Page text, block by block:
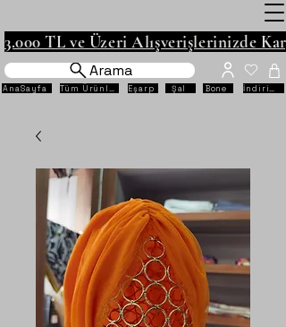
AnaSayfa Tüm Ürünler Eşarp Şal Bone
Arama
3.000 TL ve Üzeri Alışverişlerinizde
İndirimli